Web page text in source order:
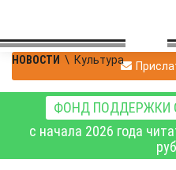
НОВОСТИ \ Культура
ФОНД ПОДДЕРЖКИ
с начала 2026 года